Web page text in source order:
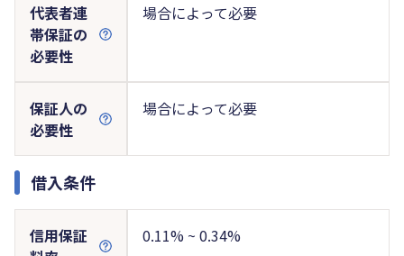
代表者連
帯保証の
必要性
場合によって必要
保証人の
必要性
場合によって必要
借入条件
信用保証
0.11% ~ 0.34%